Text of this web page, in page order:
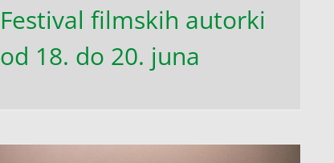
Festival filmskih autorki
od 18. do 20. juna